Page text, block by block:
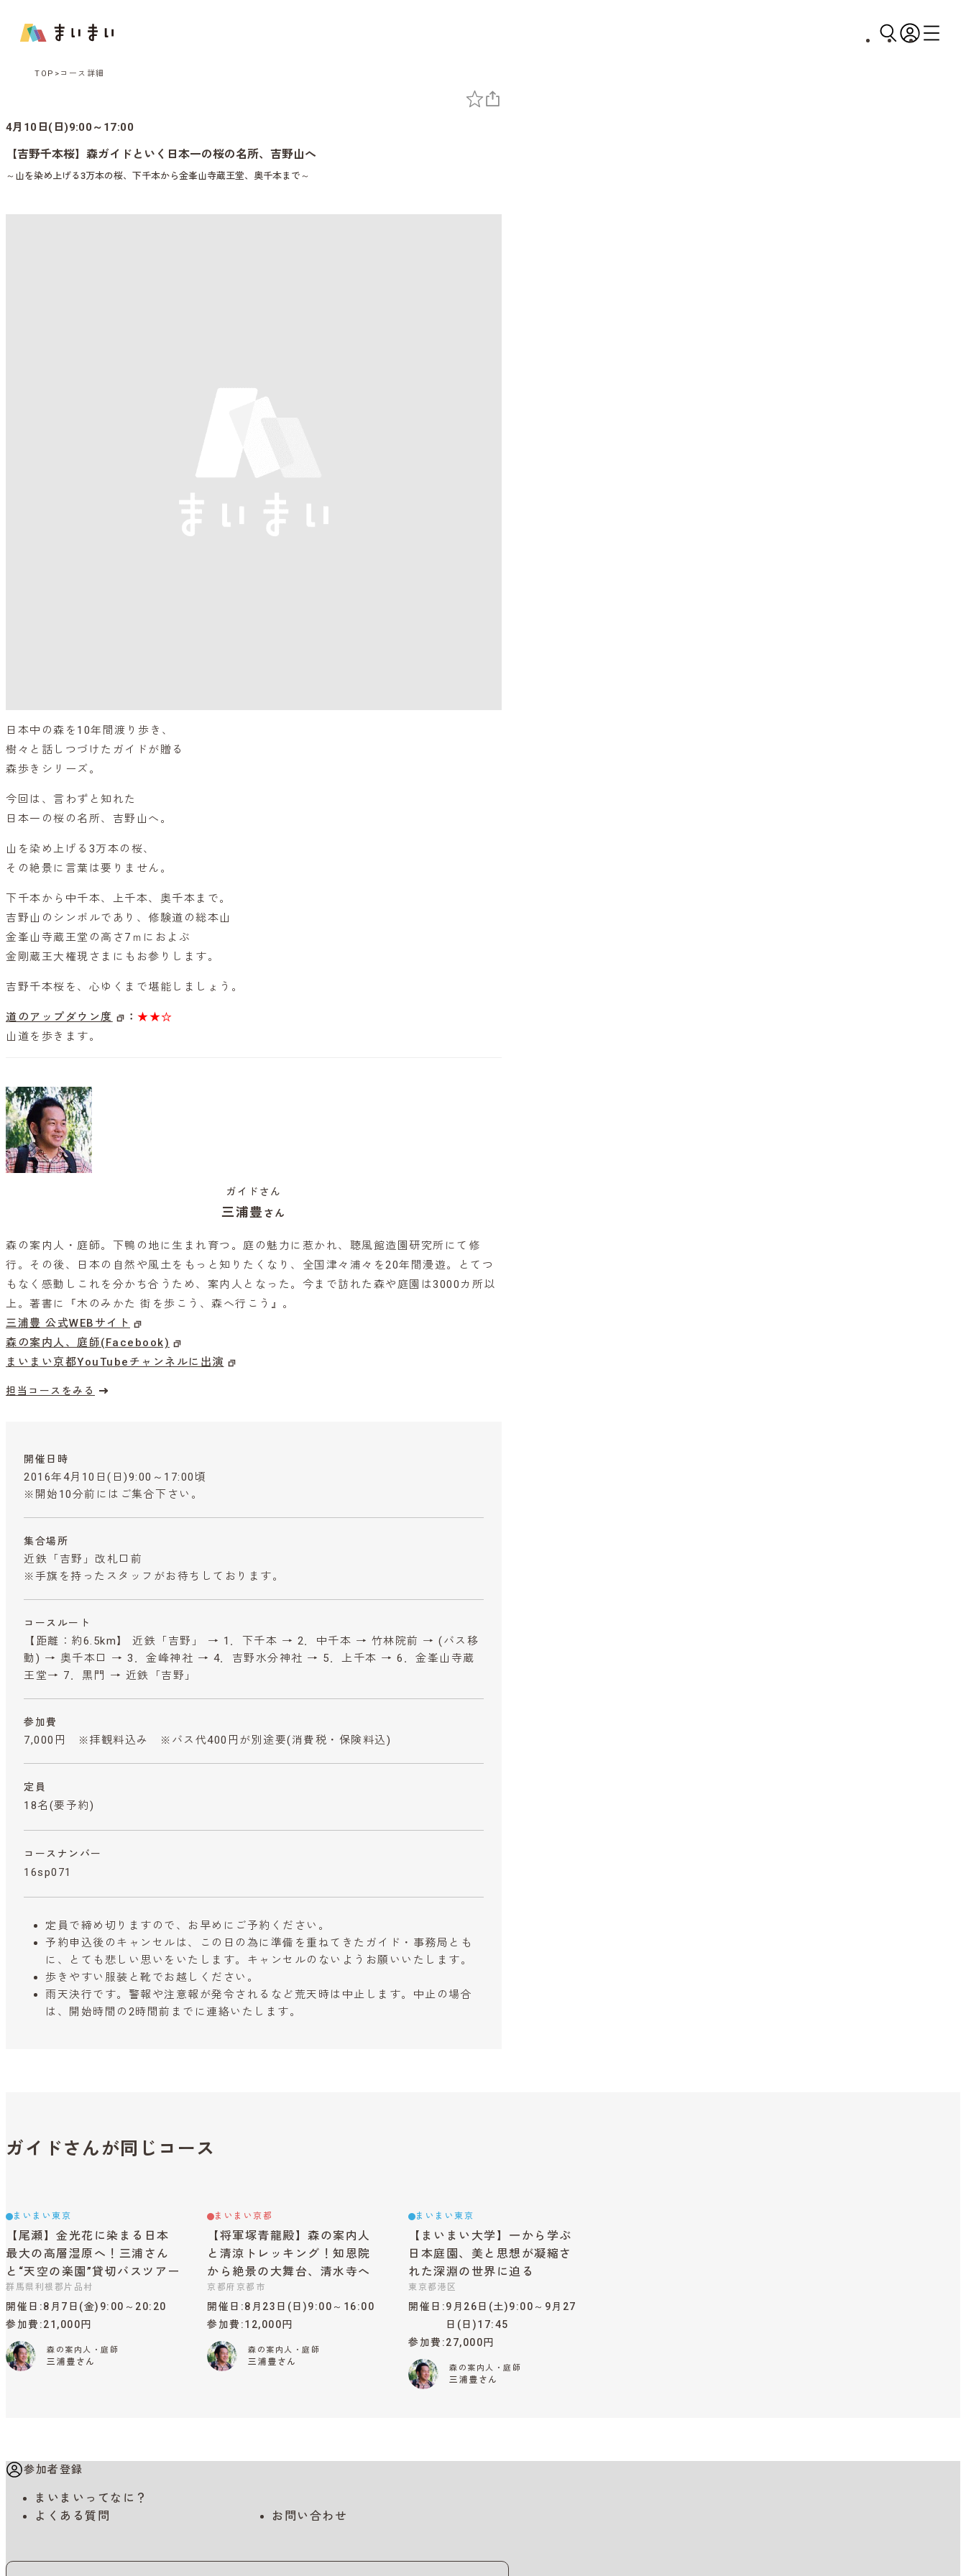
TOP コース詳細
4月10日(日)9:00～17:00
【吉野千本桜】森ガイドといく日本一の桜の名所、吉野山へ
～山を染め上げる3万本の桜、下千本から金峯山寺蔵王堂、奥千本まで～
日本中の森を10年間渡り歩き、
樹々と話しつづけたガイドが贈る
森歩きシリーズ。
今回は、言わずと知れた
日本一の桜の名所、吉野山へ。
山を染め上げる3万本の桜、
その絶景に言葉は要りません。
下千本から中千本、上千本、奥千本まで。
吉野山のシンボルであり、修験道の総本山
金峯山寺蔵王堂の高さ7ｍにおよぶ
金剛蔵王大権現さまにもお参りします。
吉野千本桜を、心ゆくまで堪能しましょう。
道のアップダウン度 ： ★★☆
山道を歩きます。
ガイドさん
三浦豊 さん
森の案内人・庭師。下鴨の地に生まれ育つ。庭の魅力に惹かれ、聴風館造園研究所にて修
行。その後、日本の自然や風土をもっと知りたくなり、全国津々浦々を20年間漫遊。とてつ
もなく感動しこれを分かち合うため、案内人となった。今まで訪れた森や庭園は3000カ所以
上。著書に『木のみかた 街を歩こう、森へ行こう』。
三浦豊 公式WEBサイト
森の案内人、庭師(Facebook)
まいまい京都YouTubeチャンネルに出演
担当コースをみる
開催日時
2016年4月10日(日)9:00～17:00頃
※開始10分前にはご集合下さい。
集合場所
近鉄「吉野」改札口前
※手旗を持ったスタッフがお待ちしております。
コースルート
【距離：約6.5km】 近鉄「吉野」 → 1．下千本 → 2．中千本 → 竹林院前 → (バス移
動) → 奥千本口 → 3．金峰神社 → 4．吉野水分神社 → 5．上千本 → 6．金峯山寺蔵
王堂→ 7．黒門 → 近鉄「吉野」
参加費
7,000円 ※拝観料込み ※バス代400円が別途要(消費税・保険料込)
定員
18名(要予約)
コースナンバー
16sp071
定員で締め切りますので、お早めにご予約ください。
予約申込後のキャンセルは、この日の為に準備を重ねてきたガイド・事務局とも
に、とても悲しい思いをいたします。キャンセルのないようお願いいたします。
歩きやすい服装と靴でお越しください。
雨天決行です。警報や注意報が発令されるなど荒天時は中止します。中止の場合
は、開始時間の2時間前までに連絡いたします。
ガイドさんが同じコース
まいまい東京
【尾瀬】金光花に染まる日本
最大の高層湿原へ！三浦さん
と“天空の楽園”貸切バスツアー
群馬県利根郡片品村
開催日
8月7日(金)9:00～20:20
参加費 21,000円
森の案内人・庭師
三浦豊さん
まいまい京都
【将軍塚青龍殿】森の案内人
と清涼トレッキング！知恩院
から絶景の大舞台、清水寺へ
京都府京都市
開催日
8月23日(日)9:00～16:00
参加費 12,000円
森の案内人・庭師
三浦豊さん
まいまい東京
【まいまい大学】一から学ぶ
日本庭園、美と思想が凝縮さ
れた深淵の世界に迫る
東京都港区
開催日
9月26日(土)9:00～9月27
日(日)17:45
参加費 27,000円
森の案内人・庭師
三浦豊さん
参加者登録
まいまいってなに？
よくある質問
お問い合わせ